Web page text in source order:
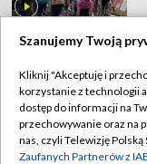
Szanujemy Twoją
Kliknij "Akceptuję i
korzystanie z technologii
dostęp do informacji na
przechowywanie oraz na
nas, czyli Telewizję Polską
Zaufanych Partnerów z